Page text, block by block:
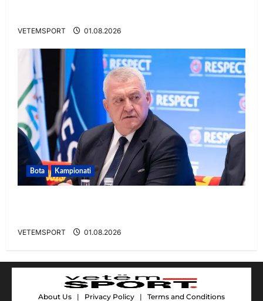
VETEMSPORT 01.08.2026
Bota Kampionati
VETEMSPORT 01.08.2026
About Us | Privacy Policy | Terms and Conditions